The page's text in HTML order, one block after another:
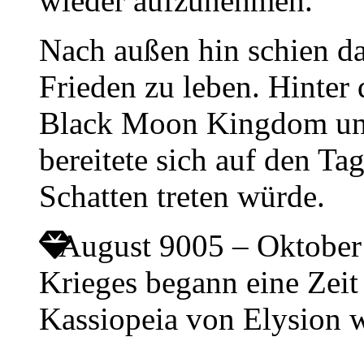
Nach außen hin schien
Frieden zu leben. Hinter
Black Moon Kingdom
bereitete sich auf den
Schatten treten würde.
August 9005 –
Krieges begann eine
Kassiopeia von Elysion